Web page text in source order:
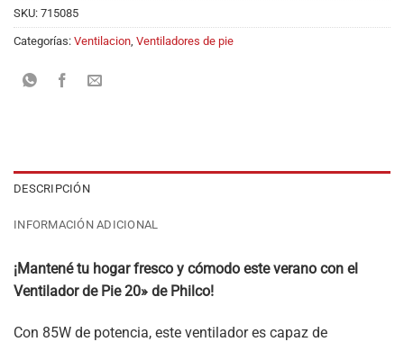
SKU: 715085
Categorías: Ventilacion, Ventiladores de pie
DESCRIPCIÓN
INFORMACIÓN ADICIONAL
¡Mantené tu hogar fresco y cómodo este verano con el
Ventilador de Pie 20» de Philco!
Con 85W de potencia, este ventilador es capaz de